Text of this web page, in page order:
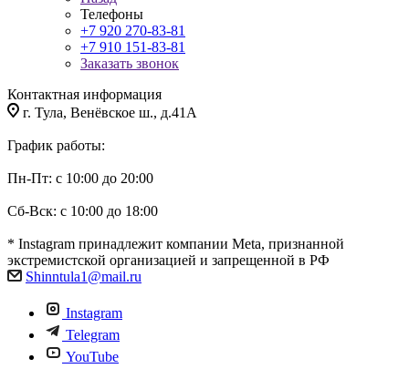
Телефоны
+7 920 270-83-81
+7 910 151-83-81
Заказать звонок
Контактная информация
г. Тула, Венёвское ш., д.41А
График работы:
Пн-Пт: с 10:00 до 20:00
Сб-Вск: с 10:00 до 18:00
* Instagram принадлежит компании Meta, признанной
экстремистской организацией и запрещенной в РФ
Shinntula1@mail.ru
Instagram
Telegram
YouTube